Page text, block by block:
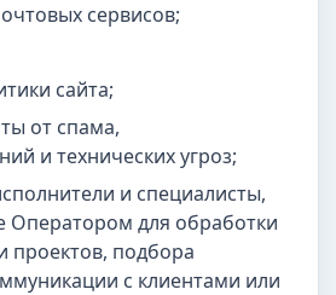
сервисов;
сайта;
от спама,
и технических угроз;
и специалисты,
Оператором для обработки
проектов, подбора
с клиентами или